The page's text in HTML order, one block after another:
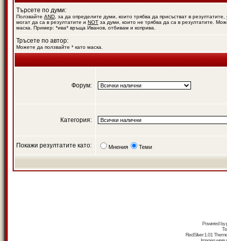
Търсете по думи:
Ползвайте AND , за да определите думи, които трябва да присъстват в резултатите,
могат да са в резултатите и NOT за думи, които не трябва да са в резултатите.
маска. Пример: *ива* връща Иванов, отбивам и коприва.
Тръсете по автор:
Можете да ползвайте * като маска.
Форум:
Категория:
Покажи резултатите като: Мнения Теми
Powered by
RedSilver 1.01